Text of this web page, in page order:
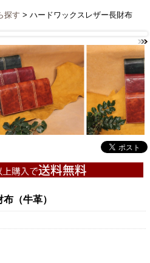
探す > ハードワックスレザー長財布
（牛革）